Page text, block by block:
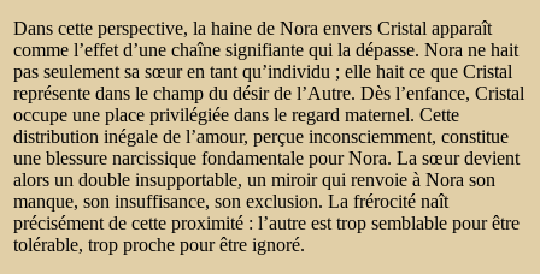
Dans cette perspective, la haine de Nora envers Cristal apparaît
comme l’effet d’une chaîne signifiante qui la dépasse. Nora ne hait
pas seulement sa sœur en tant qu’individu ; elle hait ce que Cristal
représente dans le champ du désir de l’Autre. Dès l’enfance, Cristal
occupe une place privilégiée dans le regard maternel. Cette
distribution inégale de l’amour, perçue inconsciemment, constitue
une blessure narcissique fondamentale pour Nora. La sœur devient
alors un double insupportable, un miroir qui renvoie à Nora son
manque, son insuffisance, son exclusion. La frérocité naît
précisément de cette proximité : l’autre est trop semblable pour être
tolérable, trop proche pour être ignoré.